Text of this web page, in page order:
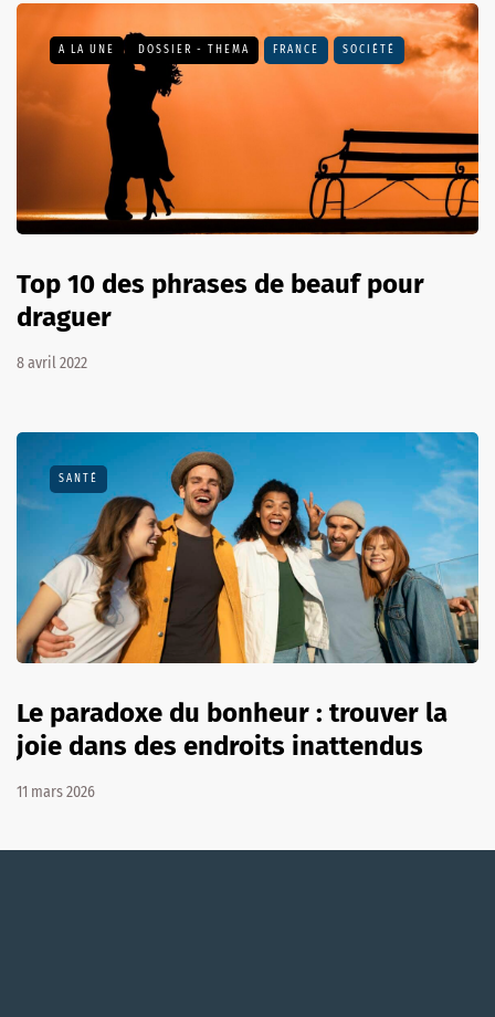
A LA UNE DOSSIER - THEMA FRANCE SOCIÉTÉ
Top 10 des phrases de beauf pour
draguer
8 avril 2022
SANTÉ
Le paradoxe du bonheur : trouver la
joie dans des endroits inattendus
11 mars 2026